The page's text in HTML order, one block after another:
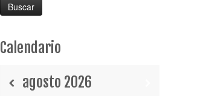
Calendario
agosto 2026